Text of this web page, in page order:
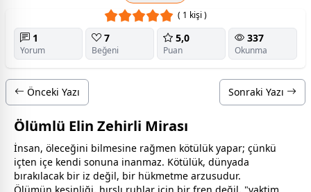
( 1 kişi )
1
Yorum
7
Beğeni
5,0
Puan
337
Okunma
Önceki Yazı Sonraki Yazı
Ölümlü Elin Zehirli Mirası
İnsan, öleceğini bilmesine rağmen kötülük yapar; çünkü
içten içe kendi sonuna inanmaz. Kötülük, dünyada
bırakılacak bir iz değil, bir hükmetme arzusudur.
Ölümün kesinliği, hırslı ruhlar için bir fren değil, "vaktim